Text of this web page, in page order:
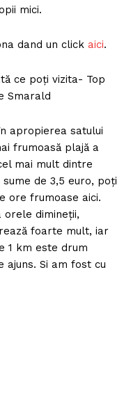
mici.
dand un click aici.
ce poţi vizita- Top
Smarald
apropierea satului
frumoasă plajă a
mai mult dintre
de 3,5 euro, poţi
ore frumoase aici.
orele dimineţii,
foarte mult, iar
1 km este drum
Si am fost cu